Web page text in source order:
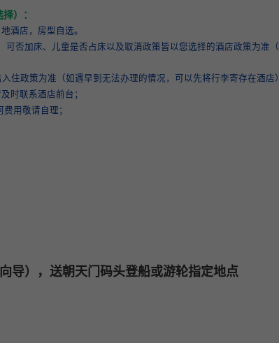
）：
酒店，房型自选。
可否加床、儿童是否占床以及取消政策皆以您选择的酒店政策为准
住政策为准（如遇早到无法办理的情况，可以先将行李寄存在酒店
时联系酒店前台；
用敬请自理；
导），送朝天门码头登船或游轮指定地点